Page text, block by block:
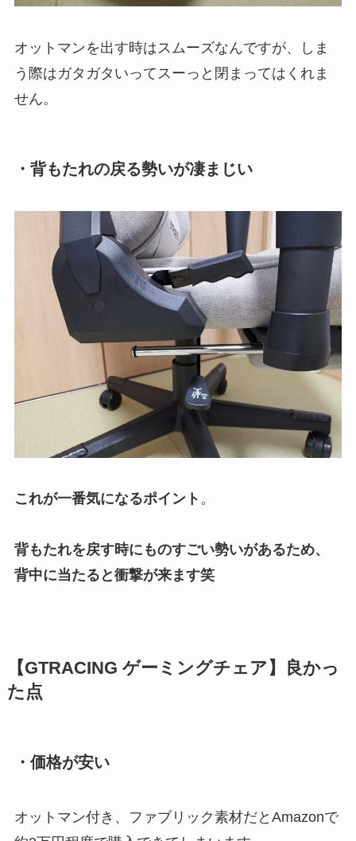
オットマンを出す時はスムーズなんですが、しま
う際はガタガタいってスーっと閉まってはくれま
せん。
・背もたれの戻る勢いが凄まじい
これが一番気になるポイント 。
背もたれを戻す時にものすごい勢いがあるため、
背中に当たると衝撃が来ます笑
【GTRACING ゲーミングチェア】良かっ
た点
・価格が安い
オットマン付き、ファブリック素材だとAmazonで